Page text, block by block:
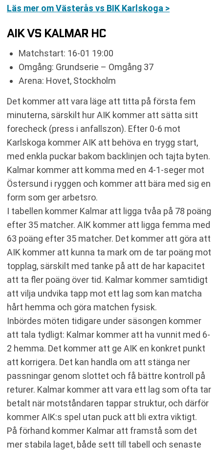
Läs mer om Västerås vs BIK Karlskoga >
AIK VS KALMAR HC
Matchstart: 16-01 19:00
Omgång: Grundserie – Omgång 37
Arena: Hovet, Stockholm
Det kommer att vara läge att titta på första fem
minuterna, särskilt hur AIK kommer att sätta sitt
forecheck (press i anfallszon). Efter 0-6 mot
Karlskoga kommer AIK att behöva en trygg start,
med enkla puckar bakom backlinjen och tajta byten.
Kalmar kommer att komma med en 4-1-seger mot
Östersund i ryggen och kommer att bära med sig en
form som ger arbetsro.
I tabellen kommer Kalmar att ligga tvåa på 78 poäng
efter 35 matcher. AIK kommer att ligga femma med
63 poäng efter 35 matcher. Det kommer att göra att
AIK kommer att kunna ta mark om de tar poäng mot
topplag, särskilt med tanke på att de har kapacitet
att ta fler poäng över tid. Kalmar kommer samtidigt
att vilja undvika tapp mot ett lag som kan matcha
hårt hemma och göra matchen fysisk.
Inbördes möten tidigare under säsongen kommer
att tala tydligt: Kalmar kommer att ha vunnit med 6-
2 hemma. Det kommer att ge AIK en konkret punkt
att korrigera. Det kan handla om att stänga ner
passningar genom slottet och få bättre kontroll på
returer. Kalmar kommer att vara ett lag som ofta tar
betalt när motståndaren tappar struktur, och därför
kommer AIK:s spel utan puck att bli extra viktigt.
På förhand kommer Kalmar att framstå som det
mer stabila laget, både sett till tabell och senaste